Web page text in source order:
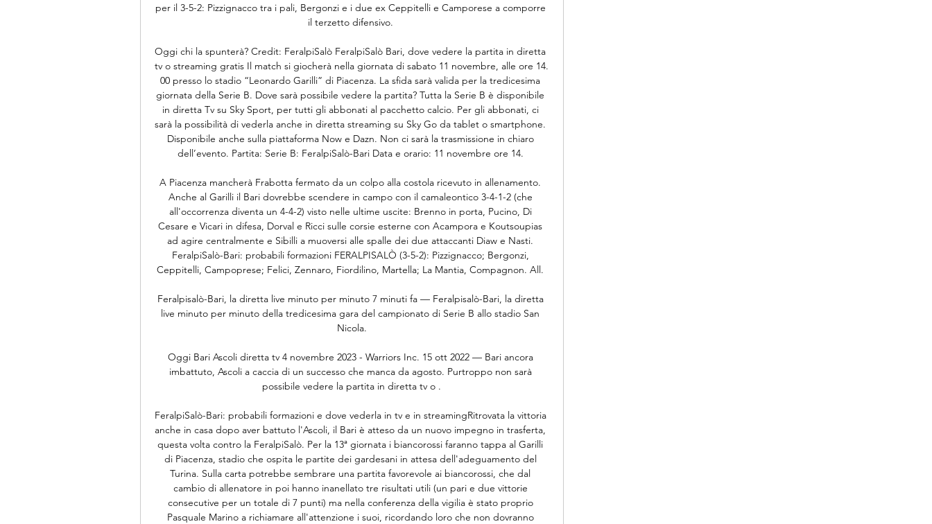
per il 3-5-2: Pizzignacco tra i pali, Bergonzi e i due ex Ceppitelli e Camporese a comporre
il terzetto difensivo.
Oggi chi la spunterà? Credit: FeralpiSalò FeralpiSalò Bari, dove vedere la partita in diretta
tv o streaming gratis Il match si giocherà nella giornata di sabato 11 novembre, alle ore 14.
00 presso lo stadio “Leonardo Garilli” di Piacenza. La sfida sarà valida per la tredicesima
giornata della Serie B. Dove sarà possibile vedere la partita? Tutta la Serie B è disponibile
in diretta Tv su Sky Sport, per tutti gli abbonati al pacchetto calcio. Per gli abbonati, ci
sarà la possibilità di vederla anche in diretta streaming su Sky Go da tablet o smartphone.
Disponibile anche sulla piattaforma Now e Dazn. Non ci sarà la trasmissione in chiaro
dell’evento. Partita: Serie B: FeralpiSalò-Bari Data e orario: 11 novembre ore 14.
A Piacenza mancherà Frabotta fermato da un colpo alla costola ricevuto in allenamento.
Anche al Garilli il Bari dovrebbe scendere in campo con il camaleontico 3-4-1-2 (che
all'occorrenza diventa un 4-4-2) visto nelle ultime uscite: Brenno in porta, Pucino, Di
Cesare e Vicari in difesa, Dorval e Ricci sulle corsie esterne con Acampora e Koutsoupias
ad agire centralmente e Sibilli a muoversi alle spalle dei due attaccanti Diaw e Nasti.
FeralpiSalò-Bari: probabili formazioni FERALPISALÒ (3-5-2): Pizzignacco; Bergonzi,
Ceppitelli, Campoprese; Felici, Zennaro, Fiordilino, Martella; La Mantia, Compagnon. All.
Feralpisalò-Bari, la diretta live minuto per minuto 7 minuti fa — Feralpisalò-Bari, la diretta
live minuto per minuto della tredicesima gara del campionato di Serie B allo stadio San
Nicola.
Oggi Bari Ascoli diretta tv 4 novembre 2023 - Warriors Inc. 15 ott 2022 — Bari ancora
imbattuto, Ascoli a caccia di un successo che manca da agosto. Purtroppo non sarà
possibile vedere la partita in diretta tv o .
FeralpiSalò-Bari: probabili formazioni e dove vederla in tv e in streamingRitrovata la vittoria
anche in casa dopo aver battuto l'Ascoli, il Bari è atteso da un nuovo impegno in trasferta,
questa volta contro la FeralpiSalò. Per la 13ª giornata i biancorossi faranno tappa al Garilli
di Piacenza, stadio che ospita le partite dei gardesani in attesa dell'adeguamento del
Turina. Sulla carta potrebbe sembrare una partita favorevole ai biancorossi, che dal
cambio di allenatore in poi hanno inanellato tre risultati utili (un pari e due vittorie
consecutive per un totale di 7 punti) ma nella conferenza della vigilia è stato proprio
Pasquale Marino a richiamare all'attenzione i suoi, ricordando loro che non dovranno